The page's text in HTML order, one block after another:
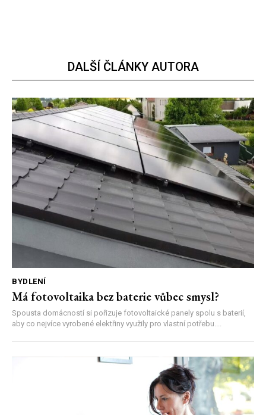
DALŠÍ ČLÁNKY AUTORA
BYDLENÍ
Má fotovoltaika bez baterie vůbec smysl?
Spousta domácností si pořizuje fotovoltaické panely spolu s baterií,
aby co nejvíce vyrobené elektřiny využily pro vlastní potřebu....